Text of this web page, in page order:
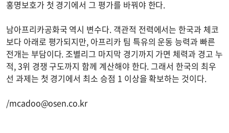
홍명보호가 첫 경기에서 그 평가를 바꿔야 한다.
남아프리카공화국 역시 변수다. 객관적 전력에서는 한국과 체코
보다 아래로 평가되지만, 아프리카 팀 특유의 운동 능력과 빠른
전개는 부담이다. 조별리그 마지막 경기까지 가면 체력과 경고 누
적, 3위 경쟁 구도까지 함께 계산해야 한다. 그래서 한국의 최우
선 과제는 첫 경기에서 최소 승점 1 이상을 확보하는 것이다.
/mcadoo@osen.co.kr